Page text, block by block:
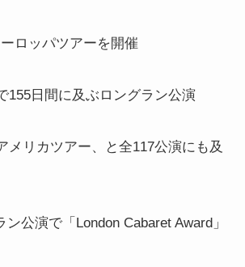
ロッパツアーを開催
155日間に及ぶロングラン公演
メリカツアー、と全117公演にも及
公演で「London Cabaret Award」